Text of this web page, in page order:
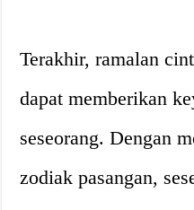
Terakhir, ramalan
dapat memberikan
seseorang. Dengan
zodiak pasangan,